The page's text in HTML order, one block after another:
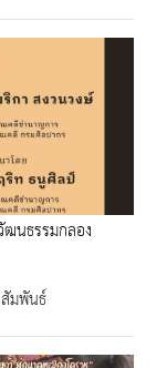
ฒนธรรมกลอง
มพันธ์